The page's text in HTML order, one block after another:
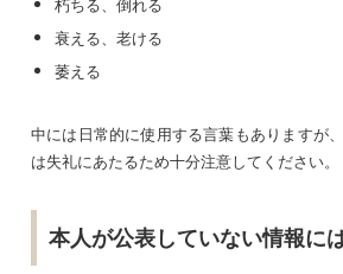
衰える、老ける
萎える
中には日常的に使用する言葉もありますが
は失礼にあたるため十分注意してください。
本人が公表していない情報に